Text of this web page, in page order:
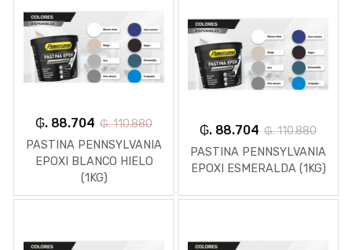
₲. 88.704 ₲. 110.880
PASTINA PENNSYLVANIA
EPOXI BLANCO HIELO
(1KG)
₲. 88.704 ₲. 110.880
PASTINA PENNSYLVANIA
EPOXI ESMERALDA (1KG)